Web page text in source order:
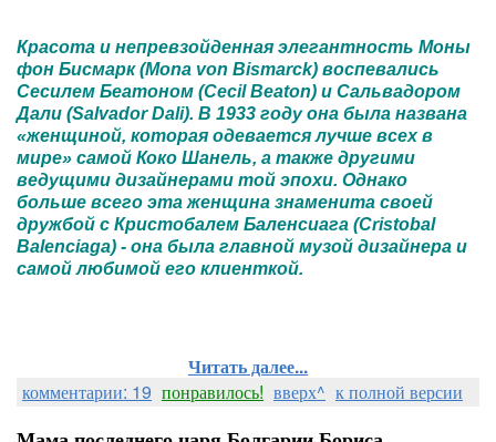
Красота и непревзойденная элегантность Моны
фон Бисмарк (Mona von Bismarck) воспевались
Сесилем Беатоном (Cecil Beaton) и Сальвадором
Дали (Salvador Dali). В 1933 году она была названа
«женщиной, которая одевается лучше всех в
мире» самой Коко Шанель, а также другими
ведущими дизайнерами той эпохи. Однако
больше всего эта женщина знаменита своей
дружбой с Кристобалем Баленсиага (Cristobal
Balenciaga) - она была главной музой дизайнера и
самой любимой его клиенткой.
Читать далее...
комментарии: 19 понравилось! вверх^ к полной версии